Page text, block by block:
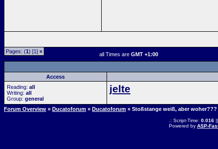
Pages: (1) [1] » all Times are GMT +1:00
Access
Reading: all
Writing: all
Group: general
jelte
Forum Overview » Ducatoforum » Ducatoforum » Stoßstange weiß, aber woher???
.: Script-Time: 0.016||
Powered by ASP-